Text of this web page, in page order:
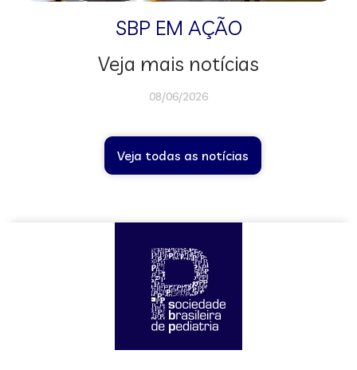
SBP EM AÇÃO
Veja mais notícias
08/06/2026
Veja todas as notícias